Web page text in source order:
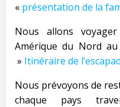
« présentation de la
Nous allons
Amérique du Nord
» Itinéraire de
Nous prévoyons de
chaque pays